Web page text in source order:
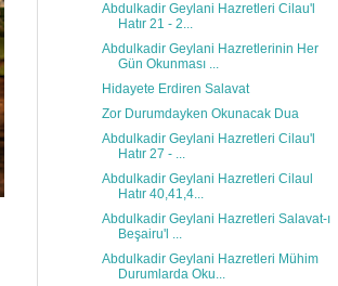
Abdulkadir Geylani Hazretleri Cilau'l
Hatır 21 - 2...
Abdulkadir Geylani Hazretlerinin Her
Gün Okunması ...
Hidayete Erdiren Salavat
Zor Durumdayken Okunacak Dua
Abdulkadir Geylani Hazretleri Cilau'l
Hatır 27 - ...
Abdulkadir Geylani Hazretleri Cilaul
Hatır 40,41,4...
Abdulkadir Geylani Hazretleri Salavat-ı
Beşairu'l ...
Abdulkadir Geylani Hazretleri Mühim
Durumlarda Oku...